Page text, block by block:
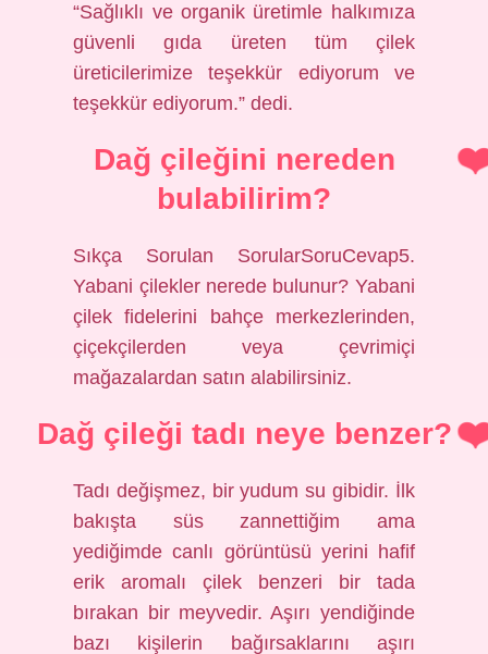
“Sağlıklı ve organik üretimle halkımıza
güvenli gıda üreten tüm çilek
üreticilerimize teşekkür ediyorum ve
teşekkür ediyorum.” dedi.
Dağ çileğini nereden
bulabilirim?
Sıkça Sorulan SorularSoruCevap5.
Yabani çilekler nerede bulunur? Yabani
çilek fidelerini bahçe merkezlerinden,
çiçekçilerden veya çevrimiçi
mağazalardan satın alabilirsiniz.
Dağ çileği tadı neye benzer?
Tadı değişmez, bir yudum su gibidir. İlk
bakışta süs zannettiğim ama
yediğimde canlı görüntüsü yerini hafif
erik aromalı çilek benzeri bir tada
bırakan bir meyvedir. Aşırı yendiğinde
bazı kişilerin bağırsaklarını aşırı